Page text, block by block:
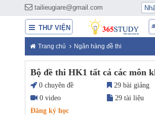
tailieugiare@gmail.com
THƯ VIỆN
Trang chủ Ngân hàng đề thi
Bộ đề thi HK1 tất cả các môn
0 chuyên đề
29 bài giảng
0 video
29 tài liệu
Đăng ký học